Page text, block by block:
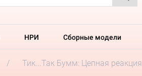
НРИ Сборные модели
Тик...Так Бумм: Цепная реакция